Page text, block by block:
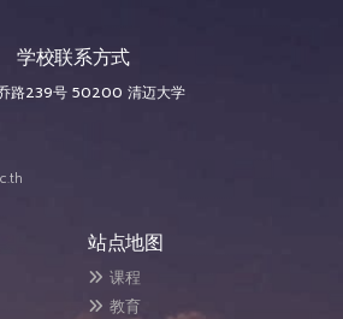
学校联系方式
路239号 50200 清迈大学
站点地图
课程
教育